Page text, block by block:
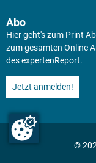
Abo
Hier geht's zum Print
zum gesamten Online
des expertenReport.
Jetzt anmelden!
©